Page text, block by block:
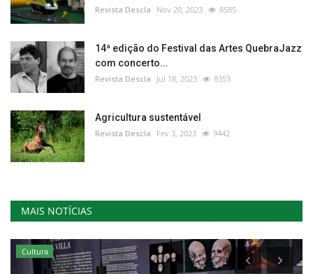
Revista Descla Nov 20, 2023 8585
14ª edição do Festival das Artes QuebraJazz
com concerto...
Revista Descla Jul 18, 2023 8353
Agricultura sustentável
Revista Descla Fev 3, 2023 9442
MAIS NOTÍCIAS
Cultura